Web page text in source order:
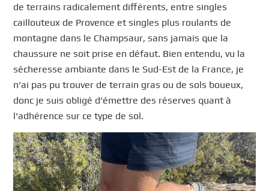
de terrains radicalement différents, entre singles
caillouteux de Provence et singles plus roulants de
montagne dans le Champsaur, sans jamais que la
chaussure ne soit prise en défaut. Bien entendu, vu la
sécheresse ambiante dans le Sud-Est de la France, je
n’ai pas pu trouver de terrain gras ou de sols boueux,
donc je suis obligé d’émettre des réserves quant à
l’adhérence sur ce type de sol.